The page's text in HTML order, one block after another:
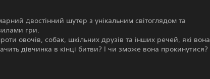
двостінний шутер з унікальним світоглядом та
гри.
овочів, собак, шкільних друзів та інших речей, які вона
дівчинка в кінці битви? І чи зможе вона прокинутися?